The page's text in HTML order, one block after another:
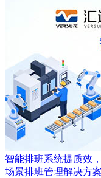
智能排班系统提质效
场景排班管理解决方案